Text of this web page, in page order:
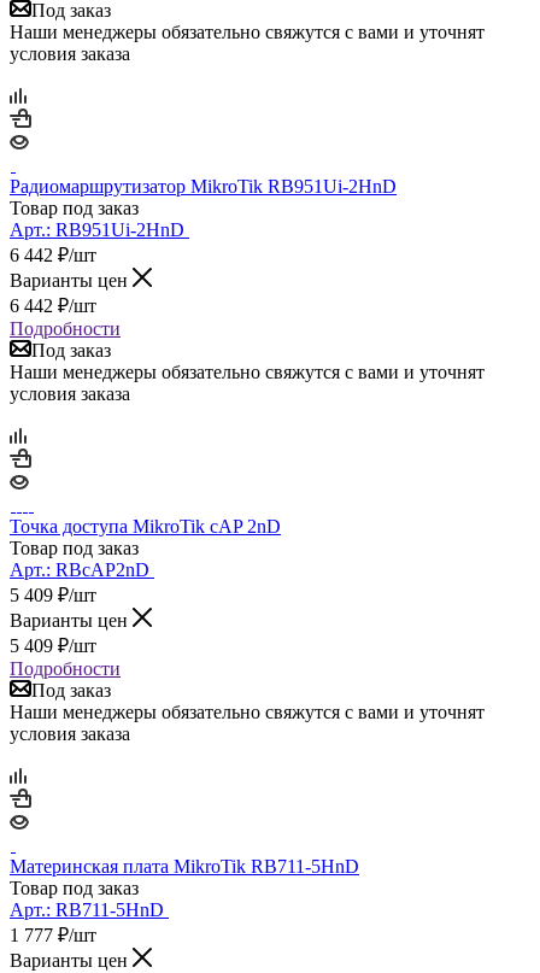
Под заказ
Наши менеджеры обязательно свяжутся с вами и уточнят
условия заказа
Радиомаршрутизатор MikroTik RB951Ui-2HnD
Товар под заказ
Арт.: RB951Ui-2HnD
6 442 ₽/шт
Варианты цен
6 442 ₽/шт
Подробности
Под заказ
Наши менеджеры обязательно свяжутся с вами и уточнят
условия заказа
Точка доступа MikroTik cAP 2nD
Товар под заказ
Арт.: RBcAP2nD
5 409 ₽/шт
Варианты цен
5 409 ₽/шт
Подробности
Под заказ
Наши менеджеры обязательно свяжутся с вами и уточнят
условия заказа
Материнская плата MikroTik RB711-5HnD
Товар под заказ
Арт.: RB711-5HnD
1 777 ₽/шт
Варианты цен